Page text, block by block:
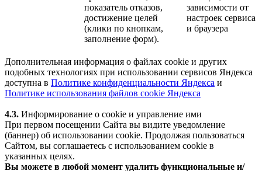
показатель отказов,
достижение целей
(клики по кнопкам,
заполнение форм).
зависимости от
настроек сервиса
и браузера
Дополнительная информация о файлах cookie и других
подобных технологиях при использовании сервисов Яндекса
доступна в Политике конфиденциальности Яндекса и
Политике использования файлов cookie Яндекса
4.3. Информирование о cookie и управление ими
При первом посещении Сайта вы видите уведомление
(баннер) об использовании cookie. Продолжая пользоваться
Сайтом, вы соглашаетесь с использованием cookie в
указанных целях.
Вы можете в любой момент удалить функциональные и/